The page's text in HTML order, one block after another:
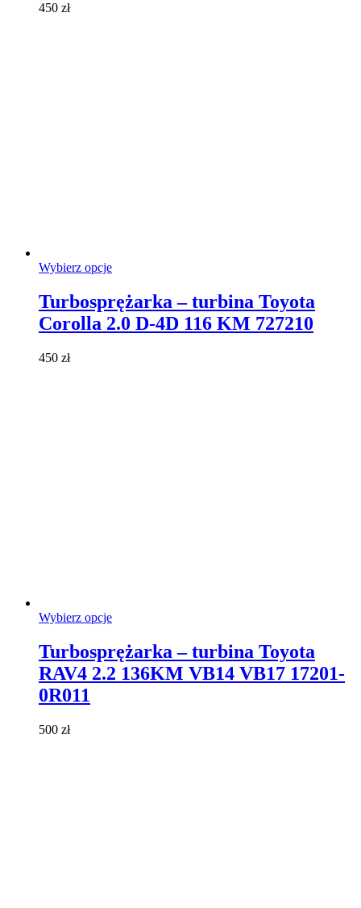
450 zł
Wybierz opcjeTen
wiele
wariantów.
Turbosprężarka – turbina Toyota
Corolla 2.0 D-4D 116 KM 727210
450 zł
Wybierz opcjeTen
wiele
wariantów.
Turbosprężarka – turbina Toyota
RAV4 2.2 136KM VB14 VB17 17201-
0R011
500 zł